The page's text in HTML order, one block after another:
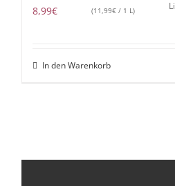
8,99€ (11,99€ / 1 L)
In den Warenkorb